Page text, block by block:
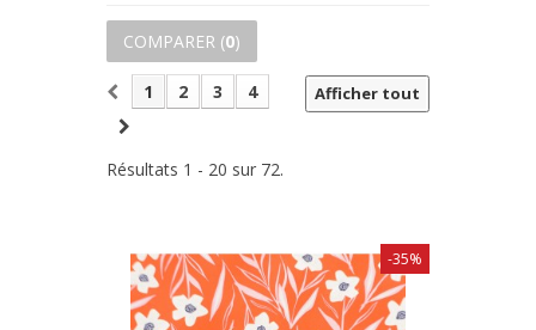
COMPARER (0)
Afficher tout
1 2 3 4
Résultats 1 - 20 sur 72.
-35%